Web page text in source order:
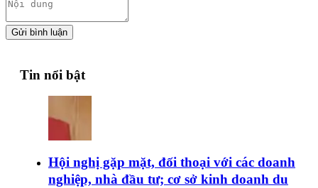
Gửi bình luận
Tin nổi bật
Hội nghị gặp mặt, đối thoại với các doanh
nghiệp, nhà đầu tư; cơ sở kinh doanh du